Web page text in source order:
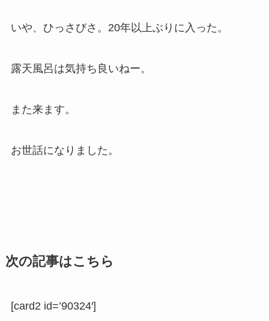
いや、ひっさびさ。20年以上ぶりに入った。
露天風呂は気持ち良いねー。
また来ます。
お世話になりました。
次の記事はこちら
[card2 id=’90324′]